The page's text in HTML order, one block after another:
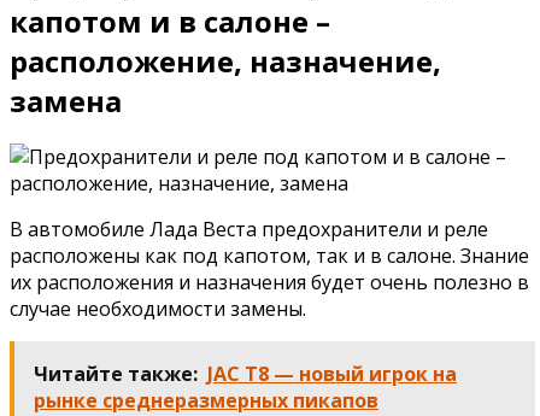
капотом и в салоне –
расположение, назначение,
замена
В автомобиле Лада Веста предохранители и реле
расположены как под капотом, так и в салоне. Знание
их расположения и назначения будет очень полезно в
случае необходимости замены.
Читайте также: JAC T8 — новый игрок на
рынке среднеразмерных пикапов